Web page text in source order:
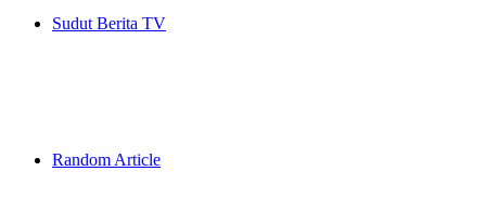
Sudut Berita TV
Random Article